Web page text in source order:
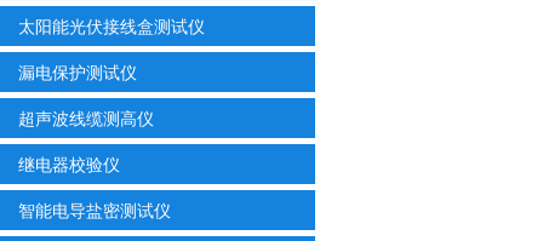
太阳能光伏接线盒测试仪
漏电保护测试仪
超声波线缆测高仪
继电器校验仪
智能电导盐密测试仪